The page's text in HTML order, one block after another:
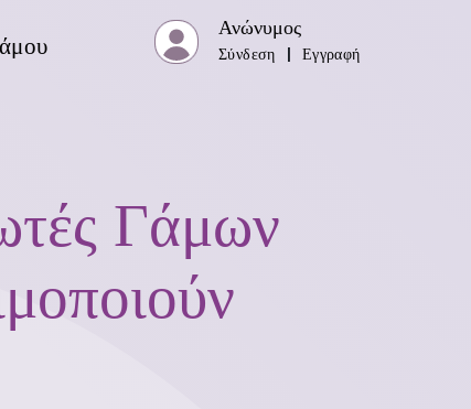
Ανώνυμος
Σύνδεση Εγγραφή
Γάμων